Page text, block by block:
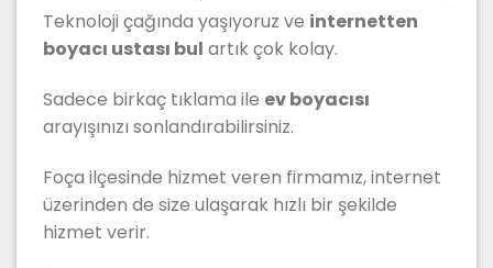
Teknoloji çağında yaşıyoruz ve internetten
boyacı ustası bul artık çok kolay.
Sadece birkaç tıklama ile ev boyacısı
arayışınızı sonlandırabilirsiniz.
Foça ilçesinde hizmet veren firmamız, internet
üzerinden de size ulaşarak hızlı bir şekilde
hizmet verir.